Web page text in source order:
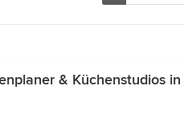
& Küchenstudios